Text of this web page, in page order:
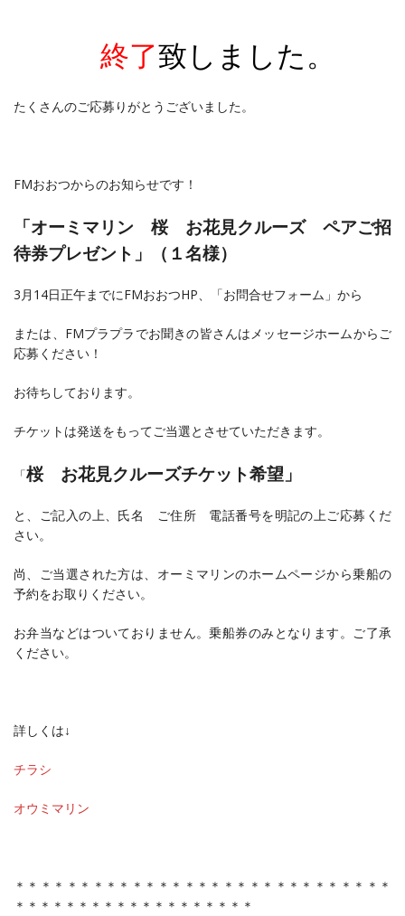
終了致しました。
たくさんのご応募りがとうございました。
FMおおつからのお知らせです！
「オーミマリン 桜 お花見クルーズ ペアご招
待券プレゼント」（１名様）
3月14日正午までにFMおおつHP、「お問合せフォーム」から
または、FMプラプラでお聞きの皆さんはメッセージホームからご
応募ください！
お待ちしております。
チケットは発送をもってご当選とさせていただきます。
「桜 お花見クルーズチケット希望」
と、ご記入の上、氏名 ご住所 電話番号を明記の上ご応募くだ
さい。
尚、ご当選された方は、オーミマリンのホームページから乗船の
予約をお取りください。
お弁当などはついておりません。乗船券のみとなります。ご了承
ください。
詳しくは↓
チラシ
オウミマリン
＊＊＊＊＊＊＊＊＊＊＊＊＊＊＊＊＊＊＊＊＊＊＊＊＊＊＊＊＊
＊＊＊＊＊＊＊＊＊＊＊＊＊＊＊＊＊＊＊